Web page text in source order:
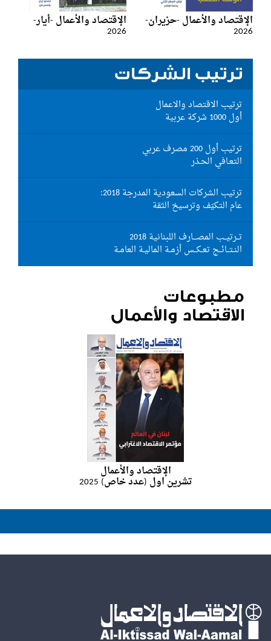
الإقتصاد والأعمال -حزيران-
2026
الإقتصاد والأعمال -أيار-
2026
ترتيب الشركات
ترتيب الاقتصاد والاعمال
أول 1000 شركة عربية
ترتيب أول 200 مصرف عربي
التعـافي الحـذر
ترتيب الشركات السعودية المدرجة 2018:
عام التكيّف وترسيخ الثقة
تــرتيــب المصـــارف اللبنانية 2018
النـتــائــج تعـكــس أزمـة الماليـة العامـة
مطبوعات
الاقتصاد والأعمال
الإقتصاد والأعمال
تشرين اول (عدد خاص) 2025